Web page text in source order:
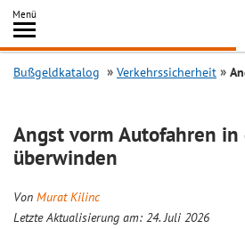
Inhalt
springen
Menü
Bußgeldkatalog Verkehrssicherheit
Angst vorm Autofahren in
überwinden
Von Murat Kilinc
Letzte Aktualisierung am: 24. Juli 2026